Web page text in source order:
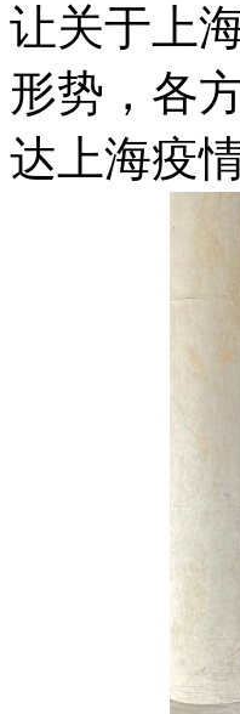
让关于上
形势，各
达上海疫